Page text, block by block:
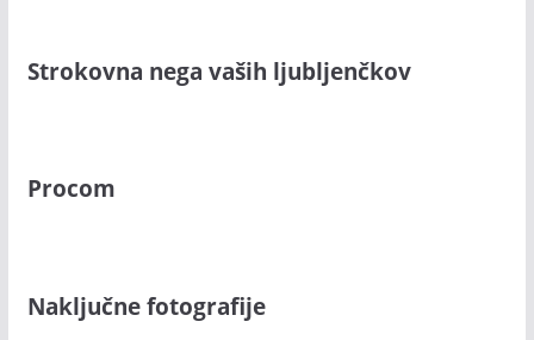
Strokovna nega vaših ljubljenčkov
Procom
Naključne fotografije